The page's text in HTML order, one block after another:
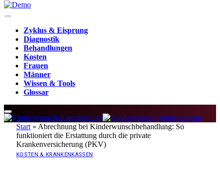
Zyklus & Eisprung
Diagnostik
Behandlungen
Kosten
Frauen
Männer
Wissen & Tools
Glossar
Start » Abrechnung bei Kinderwunschbehandlung: So
funktioniert die Erstattung durch die private
Krankenversicherung (PKV)
KOSTEN & KRANKENKASSEN